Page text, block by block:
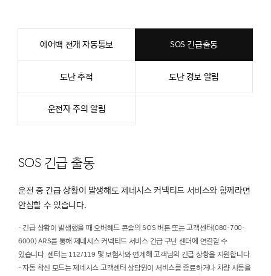
에어백 전개 자동통보 SOS 긴급출동
도난 추적 도난 경보 알림
운전자 주의 알림
SOS 긴급 출동
운전 중 긴급 상황이 발생해도 제네시스 커넥티드 서비스와 함께라면
안심할 수 있습니다.
- 긴급 상황이 발생했을 때 오버헤드 콘솔의 SOS 버튼 또는 고객센터(080-700-
6000) ARS를 통해 제네시스 커넥티드 서비스 긴급 구난 센터에 연결할 수
있습니다. 센터는 112/119 및 보험사와 연계해 고객님의 긴급 상황을 지원합니다.
- 자동 착신 모드는 제네시스 고객센터 상담원이 서비스를 종료하거나 차량 시동을